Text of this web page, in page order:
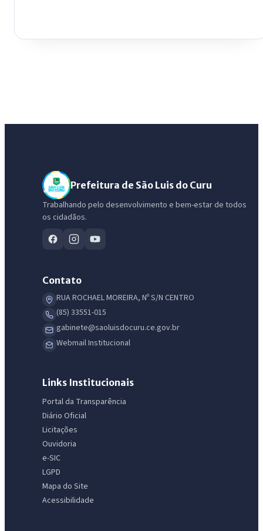
Prefeitura de São Luis do Curu
Trabalhando pelo desenvolvimento e bem-estar de todos
os cidadãos.
Contato
RUA ROCHAEL MOREIRA, Nº S/N CENTRO
(85) 33551-015
gabinete@saoluisdocuru.ce.gov.br
Webmail Institucional
Links Institucionais
Portal da Transparência
Diário Oficial
Licitações
Ouvidoria
e-SIC
LGPD
Mapa do Site
Acessibilidade